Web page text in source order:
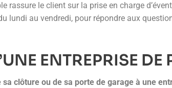
rassure le client sur la prise en charge
lundi au vendredi, pour répondre aux
ENTREPRISE DE
clôture ou de sa porte de garage à une